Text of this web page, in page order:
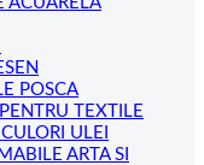
POSCA
TEXTILE
ULEI
ARTA SI